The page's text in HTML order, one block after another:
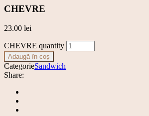
CHEVRE
23.00 lei
CHEVRE quantity
Adaugă în coș
CategorieSandwich
Share: